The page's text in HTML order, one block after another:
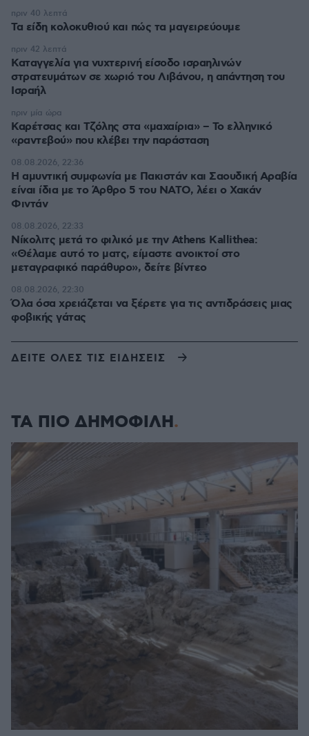
Τα είδη κολοκυθιού και πώς τα μαγειρεύουμε
πριν 40 λεπτά
Καταγγελία για νυχτερινή είσοδο ισραηλινών
στρατευμάτων σε χωριό του Λιβάνου, η απάντηση του
Ισραήλ
πριν 42 λεπτά
Καρέτσας και Τζόλης στα «μαχαίρια» – Το ελληνικό
«ραντεβού» που κλέβει την παράσταση
πριν μία ώρα
Η αμυντική συμφωνία με Πακιστάν και Σαουδική Αραβία
είναι ίδια με το Άρθρο 5 του ΝΑΤΟ, λέει ο Χακάν
Φιντάν
08.08.2026, 22:36
Νίκολιτς μετά το φιλικό με την Athens Kallithea:
«Θέλαμε αυτό το ματς, είμαστε ανοικτοί στο
μεταγραφικό παράθυρο», δείτε βίντεο
08.08.2026, 22:33
Όλα όσα χρειάζεται να ξέρετε για τις αντιδράσεις μιας
φοβικής γάτας
08.08.2026, 22:30
ΔΕΙΤΕ ΟΛΕΣ ΤΙΣ ΕΙΔΗΣΕΙΣ
ΤΑ ΠΙΟ ΔΗΜΟΦΙΛΗ